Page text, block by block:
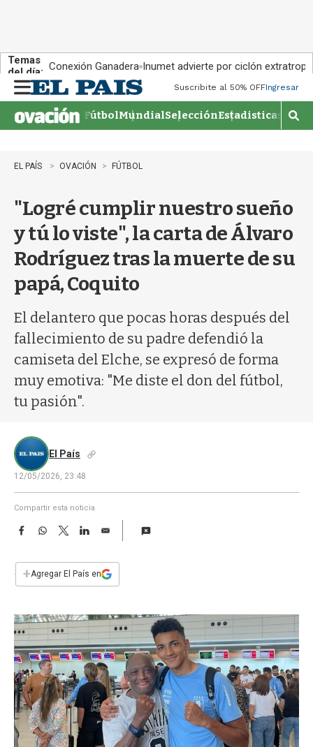
Temas
del día: Conexión Ganadera Inumet advierte por ciclón
n
u
Suscribite al 50% OFFIngresar
FútbolMundialSelecciónEstadisticas
M
o
q
EL PAÍS OVACIÓN FÚTBOL
"Logré cumplir nuestro sueño
y tú lo viste", la carta de Álvaro
Rodríguez tras la muerte de su
papá, Coquito
El delantero que pocas horas después del
fallecimiento de su padre defendió la
camiseta del Elche, se expresó de forma
muy emotiva: "Me diste el don del fútbol,
tu pasión".
El País
12/05/2026, 23:48
Compartir esta noticia
F
e
b
k
W
s
p
T
w
t
L
n
E
i
l
+Agregar El País en